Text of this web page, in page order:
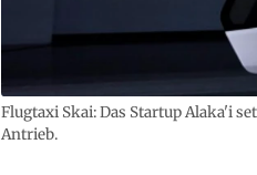
Flugtaxi Skai: Das Startup Alaka'i
Antrieb.